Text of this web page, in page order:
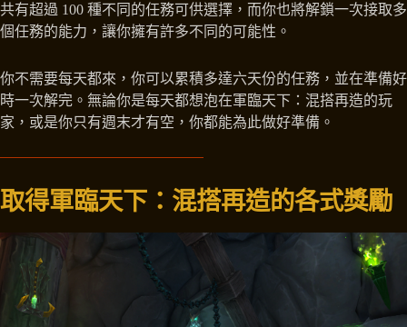
共有超過 100 種不同的任務可供選擇，而你也將解鎖一次接取多
個任務的能力，讓你擁有許多不同的可能性。
你不需要每天都來，你可以累積多達六天份的任務，並在準備好
時一次解完。無論你是每天都想泡在軍臨天下：混搭再造的玩
家，或是你只有週末才有空，你都能為此做好準備。
取得軍臨天下：混搭再造的各式獎勵